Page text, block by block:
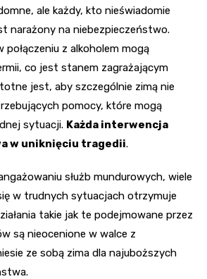
ale każdy, kto nieświadomie
narażony na niebezpieczeństwo.
połączeniu z alkoholem mogą
co jest stanem zagrażającym
jest, aby szczególnie zimą nie
pomocy, które mogą
sytuacji. Każda interwencja
w uniknięciu tragedii.
służb mundurowych, wiele
w trudnych sytuacjach otrzymuje
takie jak te podejmowane przez
są nieocenione w walce z
ze sobą zima dla najuboższych